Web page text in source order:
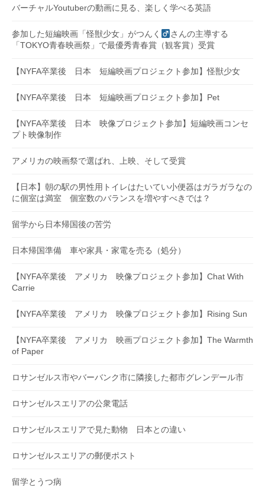
バーチャルYoutuberの動画に見る、楽しく学べる英語
参加した短編映画「怪獣少女」がつんく
さんの主導する
「TOKYO青春映画祭」で最優秀青春賞（観客賞）受賞
【NYFA卒業後 日本 短編映画プロジェクト参加】怪獣少女
【NYFA卒業後 日本 短編映画プロジェクト参加】Pet
【NYFA卒業後 日本 映像プロジェクト参加】短編映画コンセ
プト映像制作
アメリカの映画祭で選ばれ、上映、そして受賞
【日本】朝の駅の男性用トイレはたいてい小便器はガラガラなの
に個室は満室 個室数のバランスを増やすべきでは？
留学から日本帰国後の苦労
日本帰国準備 車や家具・家電を売る（処分）
【NYFA卒業後 アメリカ 映像プロジェクト参加】Chat With
Carrie
【NYFA卒業後 アメリカ 映像プロジェクト参加】Rising Sun
【NYFA卒業後 アメリカ 映画プロジェクト参加】The Warmth
of Paper
ロサンゼルス市やバーバンク市に隣接した都市グレンデール市
ロサンゼルスエリアの公衆電話
ロサンゼルスエリアで見た動物 日本との違い
ロサンゼルスエリアの郵便ポスト
留学とうつ病